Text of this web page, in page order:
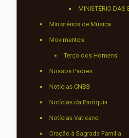
MINISTÉRIO DAS
Ministérios de Música
Movimentos
Terço dos Homens
Nossos Padres
Notícias CNBB
Notícias da Paróquia
Notícias Vaticano
Oração à Sagrada Família